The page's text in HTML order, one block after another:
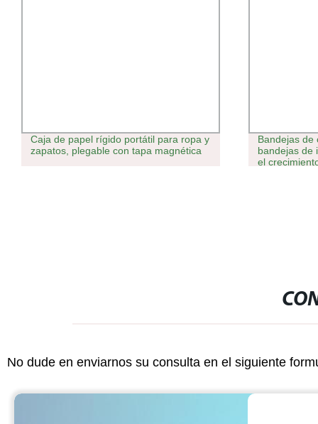
Caja de papel rígido portátil para ropa y
zapatos, plegable con tapa magnética
Bandejas de
bandejas de
el
No dude en enviarnos su consulta en el siguiente